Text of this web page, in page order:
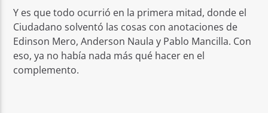
Y es que todo ocurrió en la primera mitad, donde el
Ciudadano solventó las cosas con anotaciones de
Edinson Mero, Anderson Naula y Pablo Mancilla. Con
eso, ya no había nada más qué hacer en el
complemento.